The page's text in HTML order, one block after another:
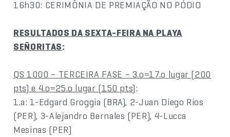
16h30: CERIMÔNIA DE PREMIAÇÃO NO PÓDIO
RESULTADOS DA SEXTA-FEIRA NA PLAYA
SEÑORITAS:
QS 1000 – TERCEIRA FASE – 3.o=17.o lugar (200
pts) e 4.o=25.o lugar (150 pts):
1.a: 1-Edgard Groggia (BRA), 2-Juan Diego Rios
(PER), 3-Alejandro Bernales (PER), 4-Lucca
Mesinas (PER)